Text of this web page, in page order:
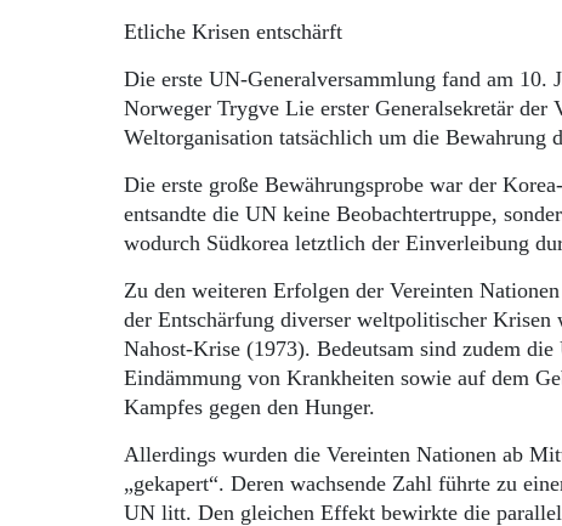
Etliche Krisen entschärft
Die erste UN-Generalversammlung fand am 10.
Norweger Trygve Lie erster Generalsekretär
Weltorganisation tatsächlich um die Bewahrung
Die erste große Bewährungsprobe war der
entsandte die UN keine Beobachtertruppe,
wodurch Südkorea letztlich der Einverleibung
Zu den weiteren Erfolgen der Vereinten
der Entschärfung diverser weltpolitischer
Nahost-Krise (1973). Bedeutsam sind zudem
Eindämmung von Krankheiten sowie auf dem
Kampfes gegen den Hunger.
Allerdings wurden die Vereinten Nationen ab
„gekapert“. Deren wachsende Zahl führte zu
UN litt. Den gleichen Effekt bewirkte die